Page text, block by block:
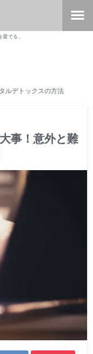
でる。
ルデトックスの方法
事！意外と難